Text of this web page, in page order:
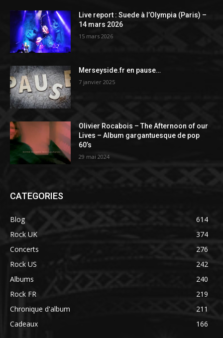
Live report : Suede à l’Olympia (Paris) –
14 mars 2026
15 mars 2026
Merseyside.fr en pause…
7 janvier 2025
Olivier Rocabois – The Afternoon of our
Lives – Album gargantuesque de pop
60’s
29 mai 2024
CATEGORIES
Blog
614
Rock UK
374
Concerts
276
Rock US
242
Albums
240
Rock FR
219
Chronique d'album
211
Cadeaux
166